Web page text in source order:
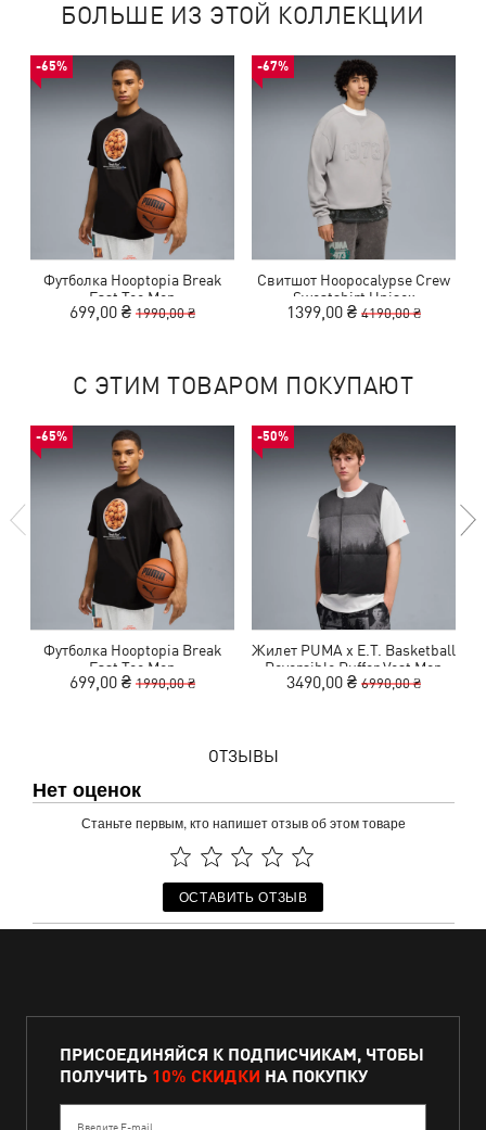
БОЛЬШЕ ИЗ ЭТОЙ КОЛЛЕКЦИИ
-65%
Футболка Hooptopia Break
Fast Tee Men
699,00 ₴ 1990,00 ₴
-67%
Свитшот Hoopocalypse Crew
Sweatshirt Unisex
1399,00 ₴ 4190,00 ₴
С ЭТИМ ТОВАРОМ ПОКУПАЮТ
-65%
Футболка Hooptopia Break
Fast Tee Men
699,00 ₴ 1990,00 ₴
-50%
Жилет PUMA x E.T. Basketball
Reversible Puffer Vest Men
3490,00 ₴ 6990,00 ₴
ОТЗЫВЫ
Нет оценок
Станьте первым, кто напишет отзыв об этом товаре
ОСТАВИТЬ ОТЗЫВ
ПРИСОЕДИНЯЙСЯ К ПОДПИСЧИКАМ, ЧТОБЫ
ПОЛУЧИТЬ 10% СКИДКИ НА ПОКУПКУ
Введите E-mail